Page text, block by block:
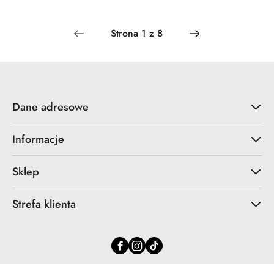
Dane adresowe
Informacje
Sklep
Strefa klienta